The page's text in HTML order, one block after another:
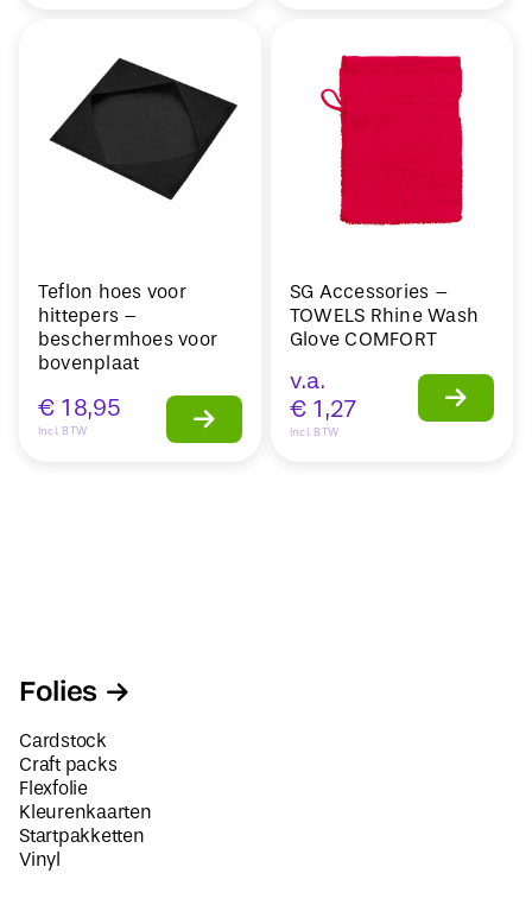
Teflon hoes voor
hittepers –
beschermhoes voor
bovenplaat
€ 18,95
Incl. BTW
SG Accessories –
TOWELS Rhine Wash
Glove COMFORT
v.a.
€ 1,27
Incl. BTW
Folies
Cardstock
Craft packs
Flexfolie
Kleurenkaarten
Startpakketten
Vinyl